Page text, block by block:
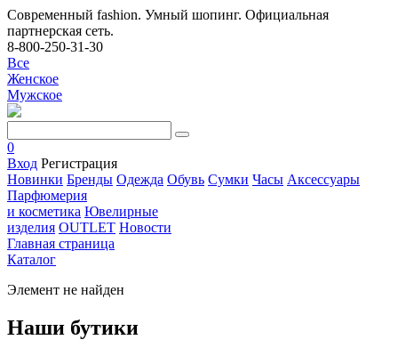
Современный fashion. Умный шопинг. Официальная
партнерская сеть.
8-800-250-31-30
Все
Женское
Мужское
0
Вход Регистрация
Новинки Бренды Одежда Обувь Сумки Часы Аксессуары
Парфюмерия
и косметика Ювелирные
изделия OUTLET Новости
Главная страница
Каталог
Элемент не найден
Наши бутики